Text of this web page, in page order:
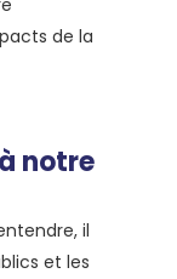
de la
notre
il
et les